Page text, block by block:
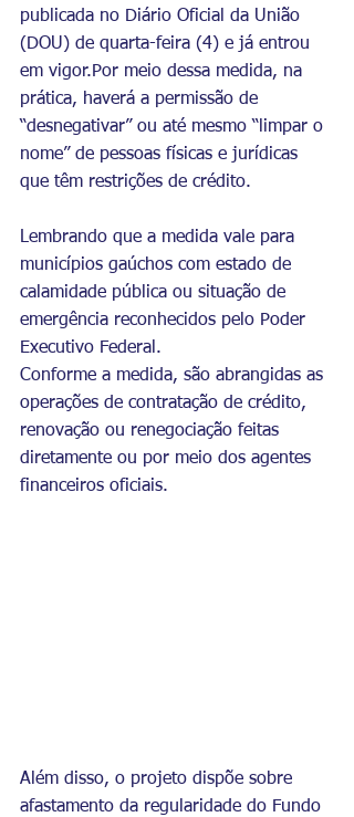
publicada no Diário Oficial da União
(DOU) de quarta-feira (4) e já entrou
em vigor.Por meio dessa medida, na
prática, haverá a permissão de
“desnegativar” ou até mesmo “limpar o
nome” de pessoas físicas e jurídicas
que têm restrições de crédito.
Lembrando que a medida vale para
municípios gaúchos com estado de
calamidade pública ou situação de
emergência reconhecidos pelo Poder
Executivo Federal.
Conforme a medida, são abrangidas as
operações de contratação de crédito,
renovação ou renegociação feitas
diretamente ou por meio dos agentes
financeiros oficiais.
Além disso, o projeto dispõe sobre
afastamento da regularidade do Fundo